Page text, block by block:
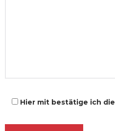
Hier mit bestätige ich die